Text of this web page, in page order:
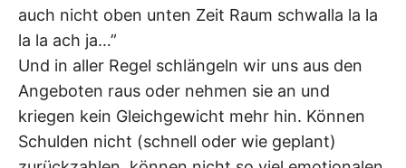
auch nicht oben unten Zeit Raum schwalla la la
la la ach ja…”
Und in aller Regel schlängeln wir uns aus den
Angeboten raus oder nehmen sie an und
kriegen kein Gleichgewicht mehr hin. Können
Schulden nicht (schnell oder wie geplant)